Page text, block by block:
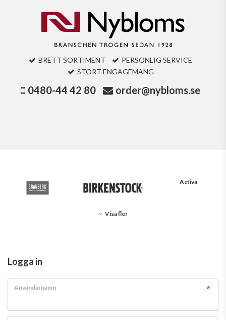
BRETT SORTIMENT
PERSONLIG SERVICE
STORT ENGAGEMANG
0480-44 42 80 order@nybloms.se
Activa
Visa fler
Logga in
Användarnamn